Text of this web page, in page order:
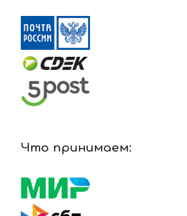
Что принимаем: